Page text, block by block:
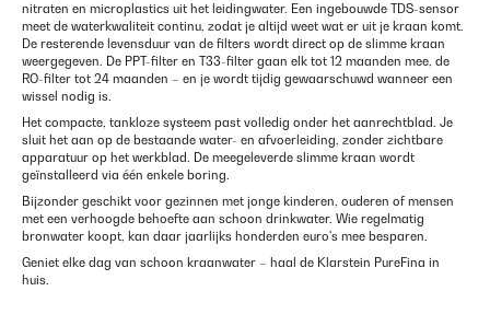
nitraten en microplastics uit het leidingwater. Een ingebouwde TDS-sensor
meet de waterkwaliteit continu, zodat je altijd weet wat er uit je kraan komt.
De resterende levensduur van de filters wordt direct op de slimme kraan
weergegeven. De PPT-filter en T33-filter gaan elk tot 12 maanden mee, de
RO-filter tot 24 maanden – en je wordt tijdig gewaarschuwd wanneer een
wissel nodig is.
Het compacte, tankloze systeem past volledig onder het aanrechtblad. Je
sluit het aan op de bestaande water- en afvoerleiding, zonder zichtbare
apparatuur op het werkblad. De meegeleverde slimme kraan wordt
geïnstalleerd via één enkele boring.
Bijzonder geschikt voor gezinnen met jonge kinderen, ouderen of mensen
met een verhoogde behoefte aan schoon drinkwater. Wie regelmatig
bronwater koopt, kan daar jaarlijks honderden euro's mee besparen.
Geniet elke dag van schoon kraanwater – haal de Klarstein PureFina in
huis.